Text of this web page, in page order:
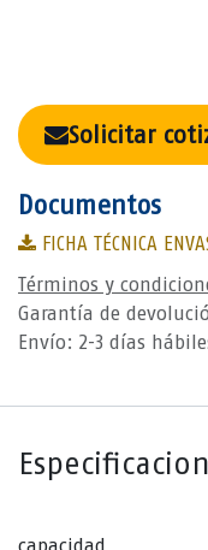
Solicitar
Documentos
FICHA TÉCNICA
Términos y
Garantía de
Envío: 2-3 días